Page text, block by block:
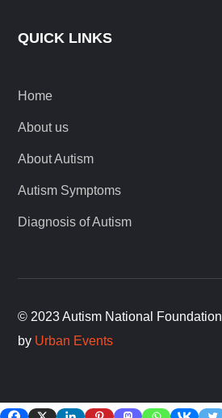
QUICK LINKS
Home
About us
About Autism
Autism Symptoms
Diagnosis of Autism
© 2023 Autism National Foundation
by Urban Events